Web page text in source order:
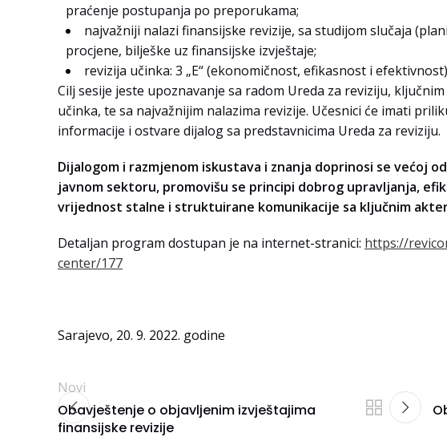
praćenje postupanja po preporukama;
najvažniji nalazi finansijske revizije, sa studijom slučaja
procjene, bilješke uz finansijske izvještaje;
revizija učinka: 3 „E“ (ekonomičnost, efikasnost i
Cilj sesije jeste upoznavanje sa radom Ureda za reviziju,
učinka, te sa najvažnijim nalazima revizije. Učesnici će imati
informacije i ostvare dijalog sa predstavnicima Ureda za reviziju.
Dijalogom i razmjenom iskustava i znanja doprinosi se većoj
javnom sektoru, promovišu se principi dobrog upravljanja,
vrijednost stalne i struktuirane komunikacije sa ključnim
Detaljan program dostupan je na internet-stranici: https://
center/177
Sarajevo, 20. 9. 2022. godine
Novi
Obavještenje o objavljenim izvještajima
finansijske revizije